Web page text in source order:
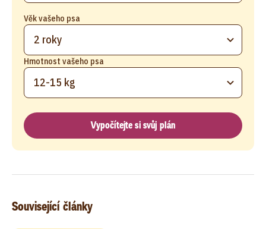
Věk vašeho psa
2 roky
Hmotnost vašeho psa
12-15 kg
Vypočítejte si svůj plán
Související články